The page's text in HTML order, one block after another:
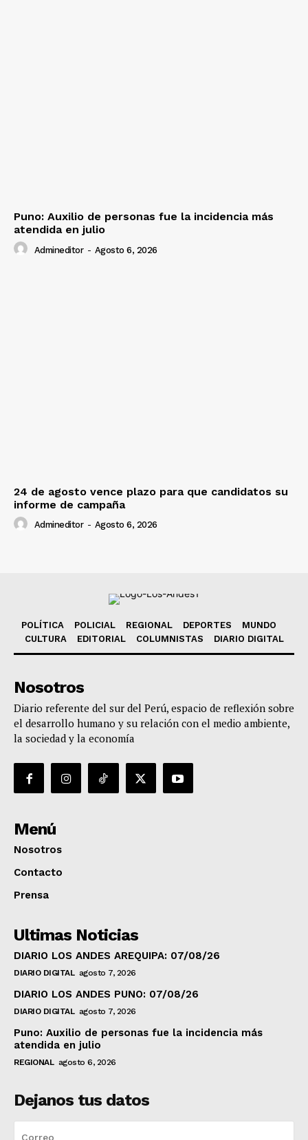
Puno: Auxilio de personas fue la incidencia más
atendida en julio
Admineditor - Agosto 6, 2026
24 de agosto vence plazo para que candidatos su
informe de campaña
Admineditor - Agosto 6, 2026
POLÍTICA POLICIAL REGIONAL DEPORTES
MUNDO
CULTURA
EDITORIAL COLUMNISTAS DIARIO DIGITAL
Nosotros
Diario referente del sur del Perú, espacio de reflexión sobre
el desarrollo humano y su relación con el medio ambiente,
la sociedad y la economía
Menú
Nosotros
Contacto
Prensa
Ultimas Noticias
DIARIO LOS ANDES AREQUIPA: 07/08/26
DIARIO DIGITAL agosto 7, 2026
DIARIO LOS ANDES PUNO: 07/08/26
DIARIO DIGITAL agosto 7, 2026
Puno: Auxilio de personas fue la incidencia más
atendida en julio
REGIONAL agosto 6, 2026
Dejanos tus datos